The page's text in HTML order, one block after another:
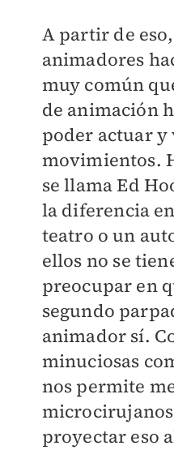
A partir de
animadores
muy común
de animación
poder actuar y
movimientos.
se llama Ed
la diferencia
teatro o un
ellos no se
preocupar en
segundo
animador sí.
minuciosas
nos permite
proyectar eso